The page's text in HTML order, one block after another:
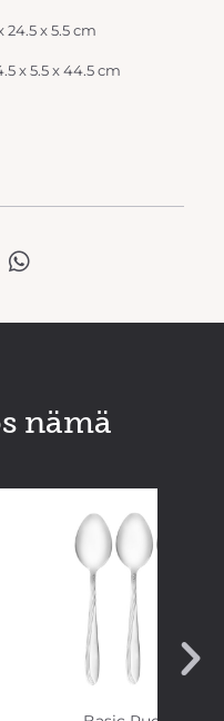
24.5 x 5.5 cm
x 5.5 x 44.5 cm
nämä